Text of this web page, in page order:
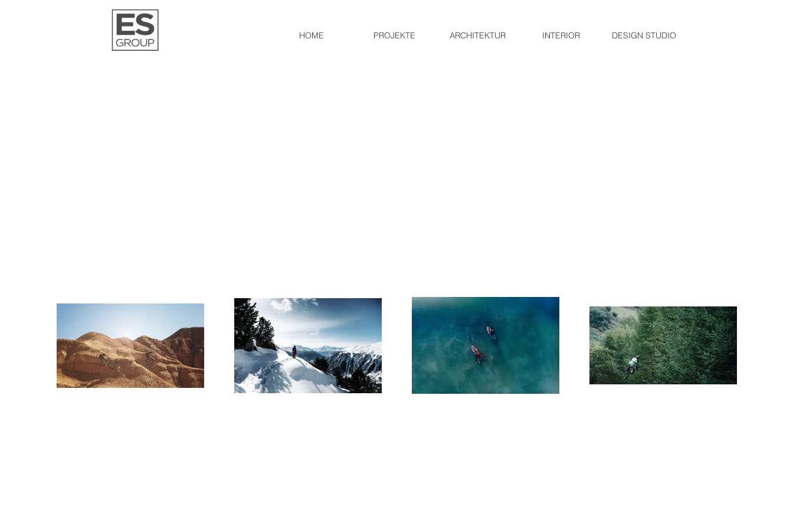
HOME PROJEKTE ARCHITEKTUR INTERIOR DESIGN STUDIO